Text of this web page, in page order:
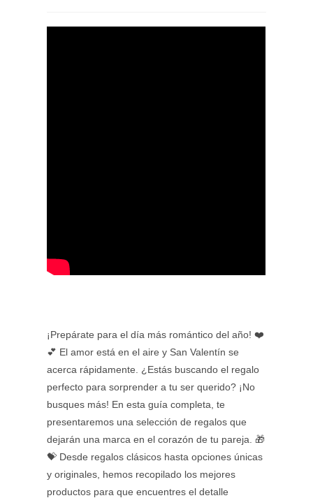
¡Prepárate para el día más romántico del año! ❤️
💕 El amor está en el aire y San Valentín se
acerca rápidamente. ¿Estás buscando el regalo
perfecto para sorprender a tu ser querido? ¡No
busques más! En esta guía completa, te
presentaremos una selección de regalos que
dejarán una marca en el corazón de tu pareja. 🎁
💝 Desde regalos clásicos hasta opciones únicas
y originales, hemos recopilado los mejores
productos para que encuentres el detalle